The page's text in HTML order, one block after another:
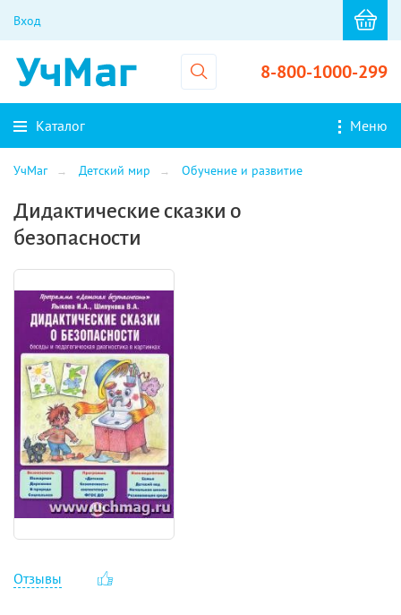
Вход
8-800-1000-299
Каталог Меню
УчМаг Детский мир Обучение и развитие
Дидактические сказки о
безопасности
Отзывы